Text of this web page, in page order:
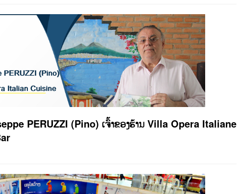
PERUZZI (Pino) ເຈົ້າຂອງຮ້ານ Villa Opera Italiane